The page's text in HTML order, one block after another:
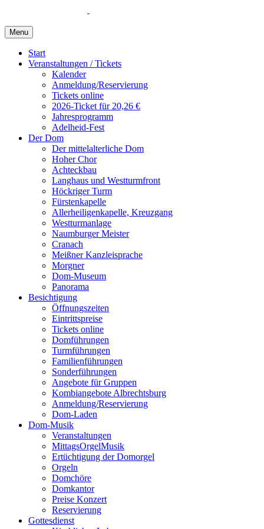
Menu
Start
Veranstaltungen / Tickets
Kalender
Anmeldung/Reservierung
Tickets online
2026-Ticket für 20,26 €
Jahresprogramm
Adelheid-Fest
Der Dom
Der mittelalterliche Dom
Hoher Chor
Achteckbau
Langhaus und Westturmfront
Höckriger Turm
Fürstenkapelle
Allerheiligenkapelle, Kreuzgang
Westturmanlage
Naumburger Meister
Cranach
Meißner Kanzleisprache
Morgner
Dom-Museum
Panorama
Besichtigung
Öffnungszeiten
Eintrittspreise
Tickets online
Domführungen
Turmführungen
Familienführungen
Sonderführungen
Angebote für Gruppen
Kombiangebote Albrechtsburg
Anmeldung/Reservierung
Dom-Laden
Dom-Musik
Veranstaltungen
MittagsOrgelMusik
Ertüchtigung der Domorgel
Orgeln
Domchöre
Domkantor
Preise Konzert
Reservierung
Gottesdienst